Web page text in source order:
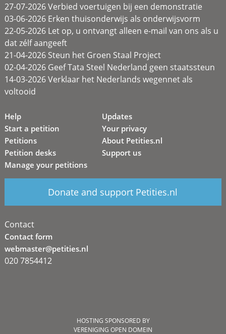
27-07-2026 Verbied voertuigen bij een demonstratie
03-06-2026 Erken thuisonderwijs als onderwijsvorm
22-05-2026 Let op, u ontvangt alleen e-mail van ons als u
dat zélf aangeeft
21-04-2026 Steun het Groen Staal Project
02-04-2026 Geef Tata Steel Nederland geen staatssteun
14-03-2026 Verklaar het Nederlands wegennet als
voltooid
Help
Start a petition
Petitions
Petition desks
Manage your petitions
Updates
Your privacy
About Petities.nl
Support us
Donate and support Petities.nl
Contact
Contact form
webmaster@petities.nl
020 7854412
HOSTING SPONSORED BY
VERENIGING OPEN DOMEIN